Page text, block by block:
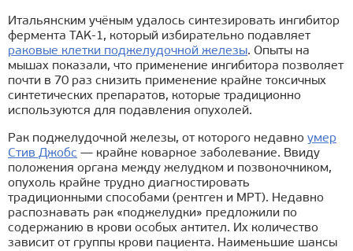
Итальянским учёным удалось синтезировать ингибитор
фермента TAK-1, который избирательно подавляет
раковые клетки поджелудочной железы. Опыты на
мышах показали, что применение ингибитора позволяет
почти в 70 раз снизить применение крайне токсичных
синтетических препаратов, которые традиционно
используются для подавления опухолей.
Рак поджелудочной железы, от которого недавно умер
Стив Джобс — крайне коварное заболевание. Ввиду
положения органа между желудком и позвоночником,
опухоль крайне трудно диагностировать
традиционными способами (рентген и МРТ). Недавно
распознавать рак «поджелудки» предложили по
содержанию в крови особых антител. Их количество
зависит от группы крови пациента. Наименьшие шансы